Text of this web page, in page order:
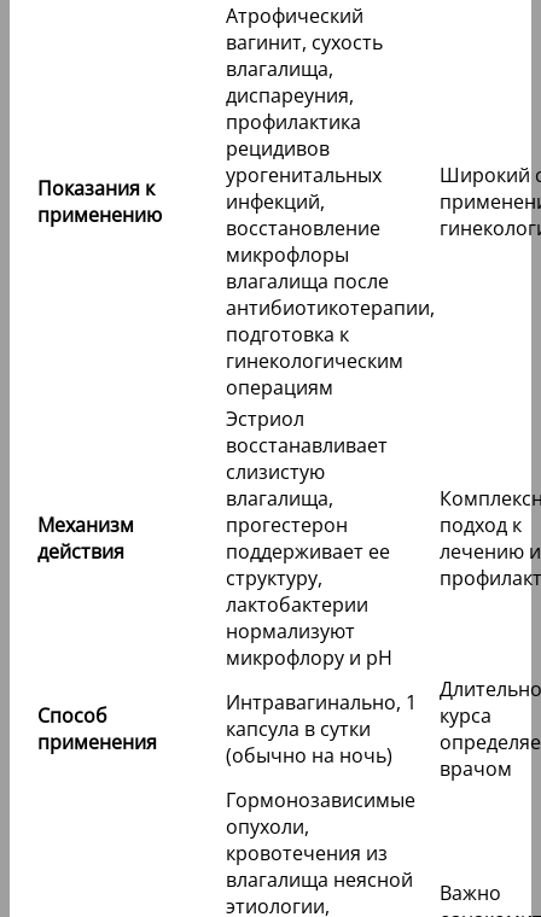
Показания к
применению
Атрофический
вагинит, сухость
влагалища,
диспареуния,
профилактика
рецидивов
урогенитальных
инфекций,
восстановление
микрофлоры
влагалища после
антибиотикотерапии,
подготовка к
гинекологическим
операциям
Широкий
Механизм
действия
Эстриол
восстанавливает
слизистую
влагалища,
прогестерон
поддерживает ее
структуру,
лактобактерии
нормализуют
микрофлору и pH
подход к
лечению и
Способ
применения
Интравагинально, 1
капсула в сутки
(обычно на ночь)
курса
врачом
Гормонозависимые
опухоли,
кровотечения из
влагалища неясной
этиологии,
Важно